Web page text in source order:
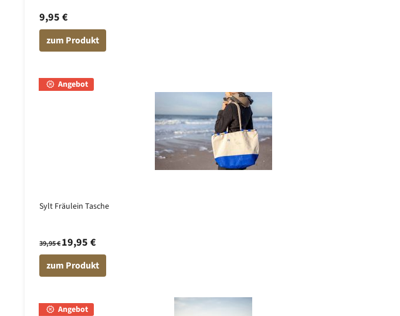
9,95 €
zum Produkt
Angebot
Sylt Fräulein Tasche
39,95 €19,95 €
zum Produkt
Angebot